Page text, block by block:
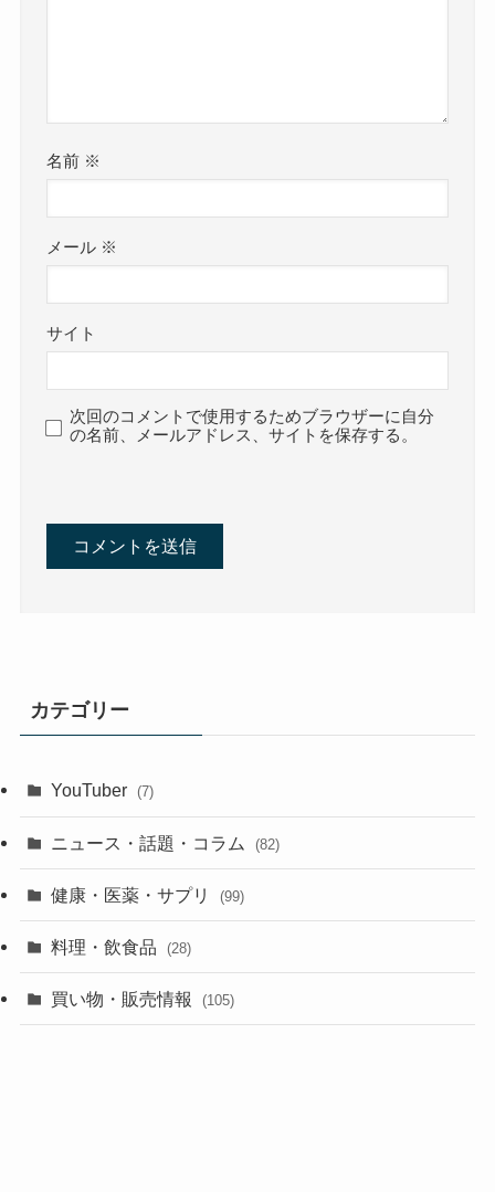
名前 ※
メール ※
サイト
次回のコメントで使用するためブラウザーに自分
の名前、メールアドレス、サイトを保存する。
カテゴリー
YouTuber (7)
ニュース・話題・コラム (82)
健康・医薬・サプリ (99)
料理・飲食品 (28)
買い物・販売情報 (105)